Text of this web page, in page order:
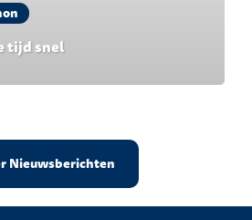
tijd snel
Nieuwsberichten